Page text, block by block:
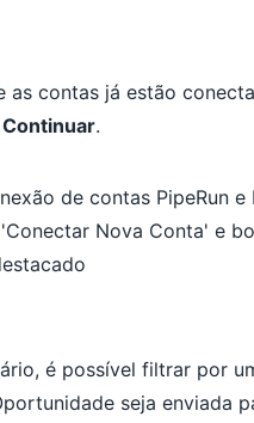
as contas já estão
Continuar.
é possível filtrar por
seja enviada